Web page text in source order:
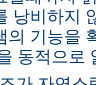
낭비하지
의 기능을
동적으로